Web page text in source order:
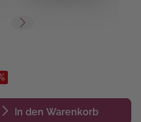
In den Warenkorb